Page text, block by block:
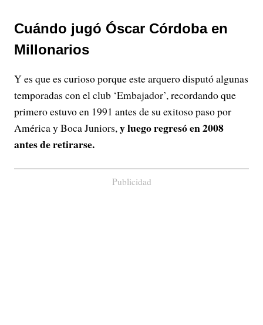
Cuándo jugó Óscar Córdoba en
Millonarios
Y es que es curioso porque este arquero disputó algunas
temporadas con el club ‘Embajador’, recordando que
primero estuvo en 1991 antes de su exitoso paso por
América y Boca Juniors,y luego regresó en 2008
antes de retirarse.
Publicidad